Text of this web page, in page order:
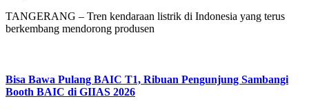
TANGERANG – Tren kendaraan listrik di Indonesia yang terus
berkembang mendorong produsen
Bisa Bawa Pulang BAIC T1, Ribuan Pengunjung Sambangi
Booth BAIC di GIIAS 2026